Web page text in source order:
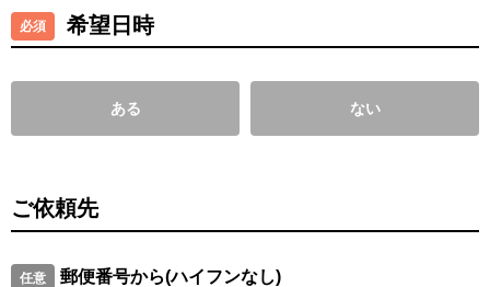
希望日時
ある ない
ご依頼先
郵便番号から(ハイフンなし)